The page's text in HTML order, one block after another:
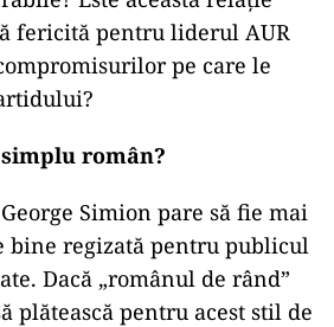
fericită pentru liderul AUR
pe care le
român?
Simion pare să fie mai
bine regizată pentru publicul
Dacă „românul de rând”
plătească pentru acest stil de